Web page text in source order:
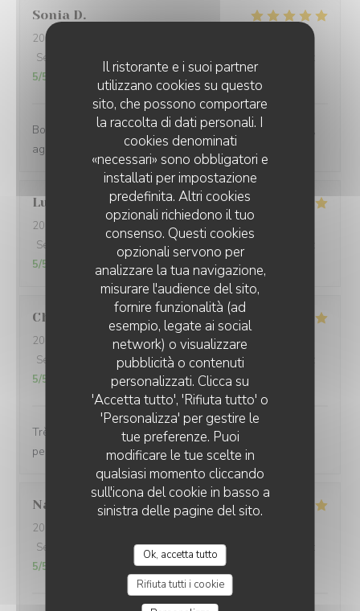
Il ristorante e i suoi partner
utilizzano cookies su questo
sito, che possono comportare
la raccolta di dati personali. I
cookies denominati
«necessari» sono obbligatori e
installati per impostazione
predefinita. Altri cookies
opzionali richiedono il tuo
consenso. Questi cookies
opzionali servono per
analizzare la tua navigazione,
misurare l'audience del sito,
fornire funzionalità (ad
esempio, legate ai social
network) o visualizzare
pubblicità o contenuti
personalizzati. Clicca su
'Accetta tutto', 'Rifiuta tutto' o
'Personalizza' per gestire le
tue preferenze. Puoi
modificare le tue scelte in
qualsiasi momento cliccando
sull'icona del cookie in basso a
sinistra delle pagine del sito.
Ok, accetta tutto
Rifiuta tutti i cookie
Sonia D
2026-08-06
Servizio
Atmosfera Cucina :
5/5
Bons produits, serveurs et serveuses au top, serviables,
agréables. On passe un bon moment
Lucie
2026-08-05
- 12:45 - Ospiti 13
Servizio
Atmosfera /5 Cucina Qualità / Prezzo
5/5
Christine
2026-07-25
- 13:00 - Ospiti 12
Servizio
Atmosfera:5/5 Cucina:5/5 Qualità / Prezzo
5/5
Très belle carte avec du choix Service nickel, le
personnel est très accueillant et serviable
Nathalie D
2026-08-02
Servizio
Atmosfera:5/5 Cucina:5/5
5/5
LES TERRASSES DU PORT